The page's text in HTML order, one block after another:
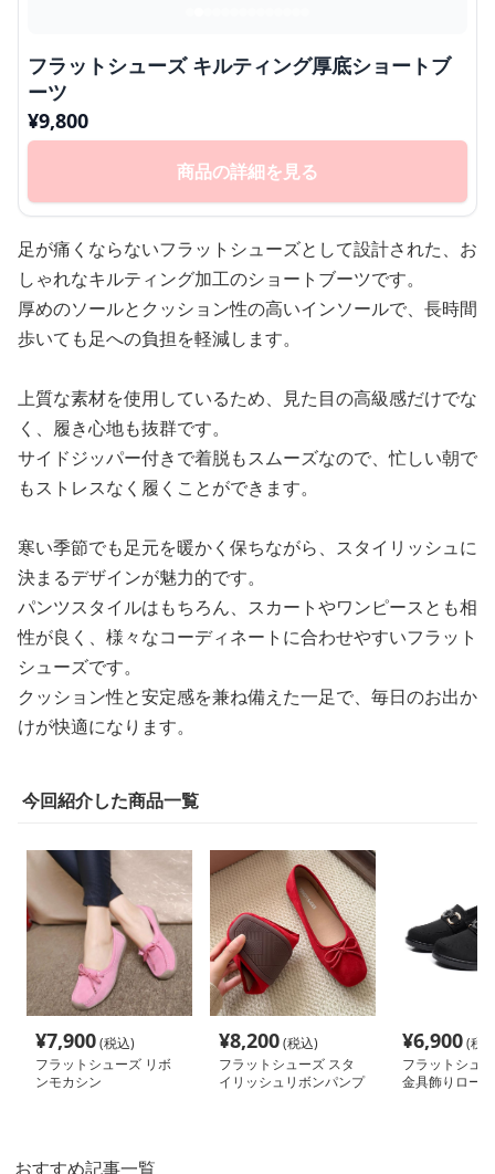
フラットシューズ キルティング厚底ショートブ
ーツ
¥9,800
商品の詳細を見る
足が痛くならないフラットシューズとして設計された、お
しゃれなキルティング加工のショートブーツです。
厚めのソールとクッション性の高いインソールで、長時間
歩いても足への負担を軽減します。
上質な素材を使用しているため、見た目の高級感だけでな
く、履き心地も抜群です。
サイドジッパー付きで着脱もスムーズなので、忙しい朝で
もストレスなく履くことができます。
寒い季節でも足元を暖かく保ちながら、スタイリッシュに
決まるデザインが魅力的です。
パンツスタイルはもちろん、スカートやワンピースとも相
性が良く、様々なコーディネートに合わせやすいフラット
シューズです。
クッション性と安定感を兼ね備えた一足で、毎日のお出か
けが快適になります。
今回紹介した商品一覧
¥7,900(税込)
フラットシューズ リボ
ンモカシン
¥8,200(税込)
フラットシューズ スタ
イリッシュリボンパンプ
¥6,900(税
フラットシュ
金具飾りロー
おすすめ記事一覧